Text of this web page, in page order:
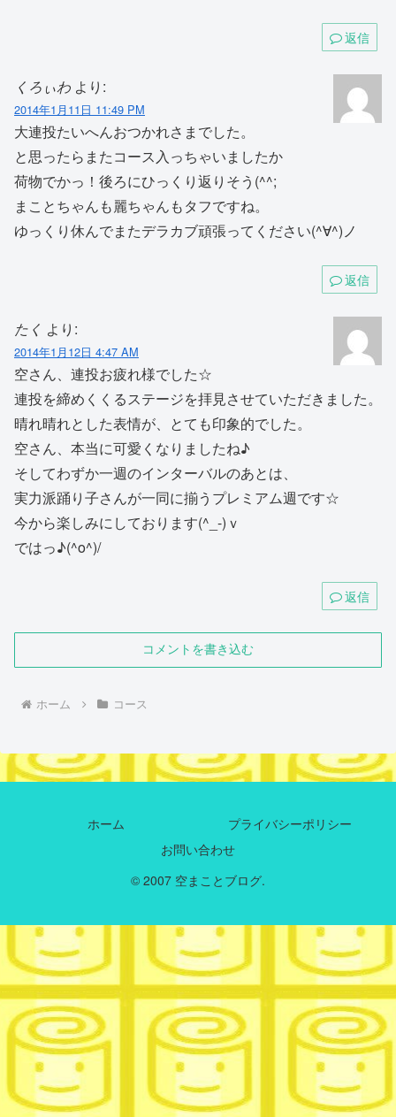
返信
くろぃわ より:
2014年1月11日 11:49 PM
大連投たいへんおつかれさまでした。
と思ったらまたコース入っちゃいましたか
荷物でかっ！後ろにひっくり返りそう(^^;
まことちゃんも麗ちゃんもタフですね。
ゆっくり休んでまたデラカブ頑張ってください(^∀^)ノ
返信
たく より:
2014年1月12日 4:47 AM
空さん、連投お疲れ様でした☆
連投を締めくくるステージを拝見させていただきました。
晴れ晴れとした表情が、とても印象的でした。
空さん、本当に可愛くなりましたね♪
そしてわずか一週のインターバルのあとは、
実力派踊り子さんが一同に揃うプレミアム週です☆
今から楽しみにしております(^_-)ｖ
ではっ♪(^o^)/
返信
コメントを書き込む
ホーム コース
ホーム
プライバシーポリシー
お問い合わせ
© 2007 空まことブログ.